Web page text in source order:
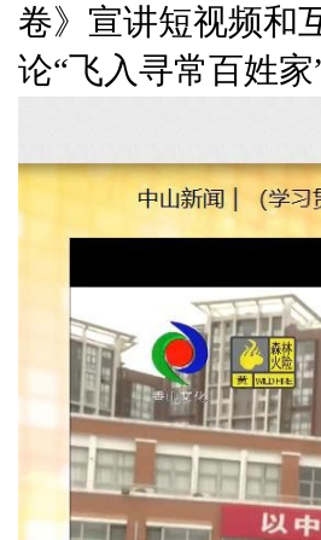
卷》宣讲短视频和
论“飞入寻常百姓家”